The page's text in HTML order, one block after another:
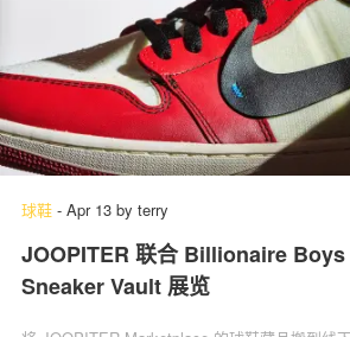
球鞋 - Apr 13 by terry
JOOPITER 联合 Billionaire
Sneaker Vault 展览